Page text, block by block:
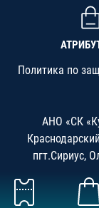
Политика по
АНО «СК
пгт.Сириус,